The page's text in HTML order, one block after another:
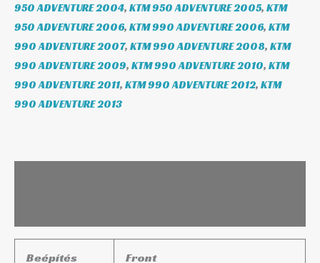
950 ADVENTURE 2004, KTM 950 ADVENTURE 2005, KTM
950 ADVENTURE 2006, KTM 990 ADVENTURE 2006, KTM
990 ADVENTURE 2007, KTM 990 ADVENTURE 2008, KTM
990 ADVENTURE 2009, KTM 990 ADVENTURE 2010, KTM
990 ADVENTURE 2011, KTM 990 ADVENTURE 2012, KTM
990 ADVENTURE 2013
Beépítés Front